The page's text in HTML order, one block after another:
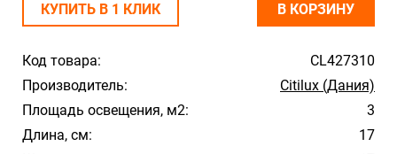
Код товара:
CL427310
Производитель:
Citilux (Дания)
Площадь освещения, м2:
3
Длина, см:
17
КУПИТЬ В 1 КЛИК В КОРЗИНУ